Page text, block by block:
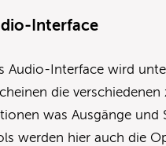
Interface
Audio-Interface wird
die
was Ausgänge und
werden hier auch die